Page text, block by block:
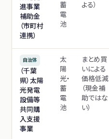
進事業
補助金
（市町村
連携）
蓄
電
池
よる）
自治体
（千葉
県）太陽
光発電
設備等
共同購
入支援
事業
太
陽
光・
蓄
電
池
まとめ買
いによる
価格低減
（現金補
助ではな
い）